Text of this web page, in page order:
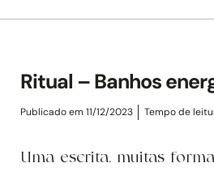
Ritual – Banhos
Publicado em 11/12/2023 Tempo de
Uma escrita, muitas